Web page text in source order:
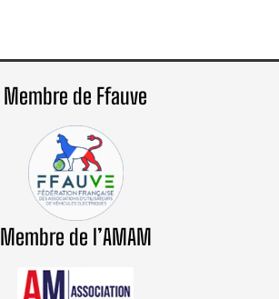
Membre de Ffauve
Membre de l’AMAM